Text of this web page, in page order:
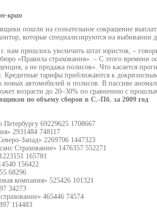
кран
пошли на сознательное сокращение
которые специализируются на выбивании
нам пришлось увеличить штат юристов, –
«Правила страхования». – С этого времени
а не продажа полисов». Что касается
тарифы приближаются к докризисным
новых автомобилей и полисов. В пассиве
возрасти до 20–30% по сравнению с
по объему сборов в С.-Пб. за 2009 год
Петербургу 69229625 1708667
2931484 748117
Запад» 2269706 1447323
Страхование» 1476357 552271
165781
156422
68296
компания» 525426 101321
34273
465446 74574
114483